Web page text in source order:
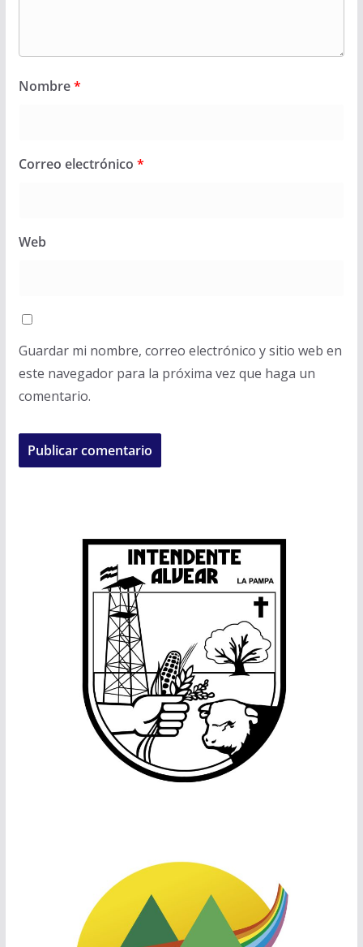
Nombre*
Correo electrónico *
Web
Guardar mi nombre, correo electrónico y sitio web en
este navegador para la próxima vez que haga un
comentario.